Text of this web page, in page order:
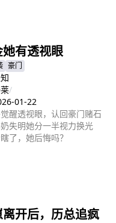
有透视眼
豪门
/
01-22
醒透视眼，认回豪门赌石
失明她分一半视力换光
了，她后悔吗？
开后，历总追疯